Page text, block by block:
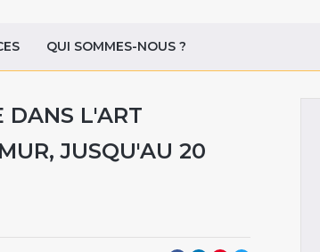
QUI SOMMES-NOUS ?
DANS L'ART
JUSQU'AU 20